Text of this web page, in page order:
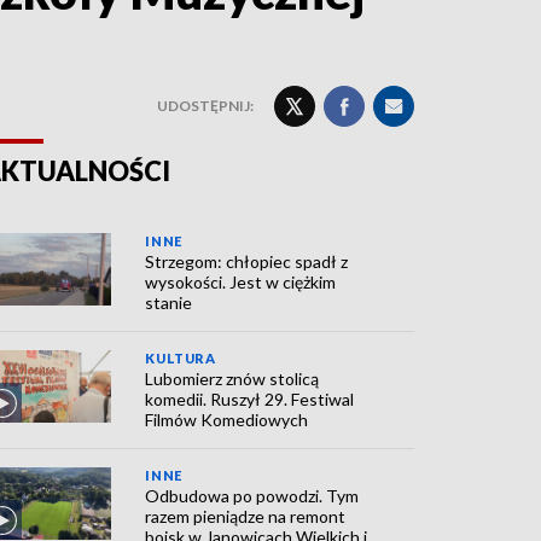
UDOSTĘPNIJ:
INNE
Strzegom: chłopiec spadł z
wysokości. Jest w ciężkim
stanie
KULTURA
Lubomierz znów stolicą
komedii. Ruszył 29. Festiwal
Filmów Komediowych
INNE
Odbudowa po powodzi. Tym
razem pieniądze na remont
boisk w Janowicach Wielkich i